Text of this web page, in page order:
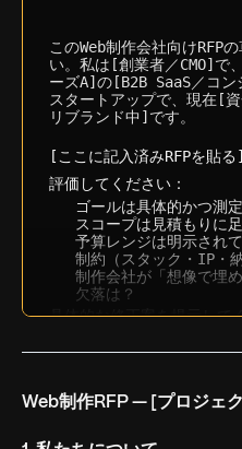
このWeb制作会社向けRFP
い。私は[創業者／CMO]で
ーズA]の[B2B SaaS／コン
スタートアップで、現在[
リブランド中]です。
[ここに記入済みRFPを貼る]
評価してください：
ゴールは具体的かつ測
スコープは見積もりに
予算レンジは明示され
制約（スタック・IP・
制作会社が「想像で埋
欠落は？
具体的な修正案を提示して
Web制作RFP — [プロジェク